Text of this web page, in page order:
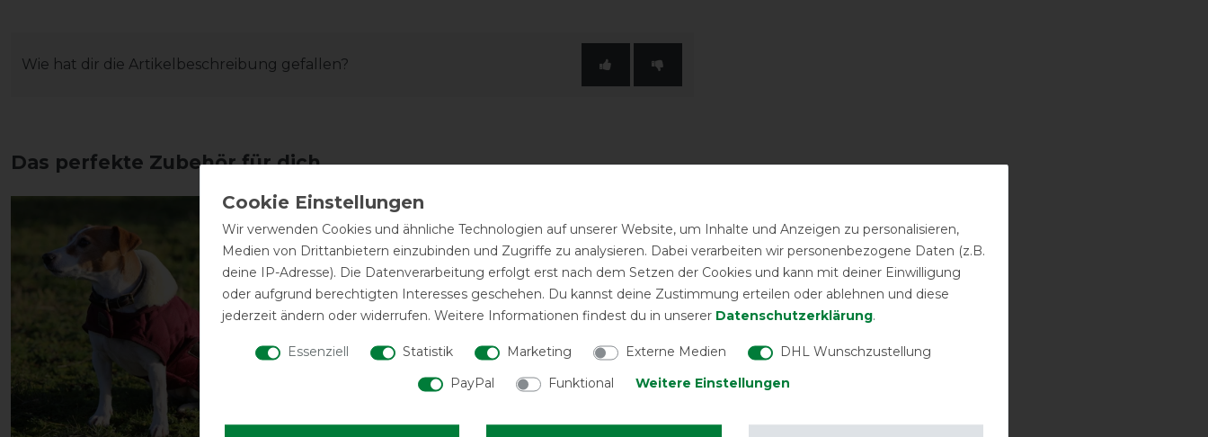
Wie hat dir die Artikelbeschreibung gefallen?
Das perfekte Zubehör für dich
Wir verwenden Cookies und ähnliche Technologien auf unserer Website, um Inhalte und Anzeigen zu personalisieren,
Medien von Drittanbietern einzubinden und Zugriffe zu analysieren. Dabei verarbeiten wir personenbezogene Daten (z.B.
deine IP-Adresse). Die Datenverarbeitung erfolgt erst nach dem Setzen der Cookies und kann mit deiner Einwilligung
oder aufgrund berechtigten Interesses geschehen. Du kannst deine Zustimmung erteilen oder ablehnen und diese
jederzeit ändern oder widerrufen. Weitere Informationen findest du in unserer Daten­schutz­erklärung.
Essenziell Statistik Marketing Externe Medien
DHL Wunschzustellung
PayPal
Funktional Weitere Einstellungen